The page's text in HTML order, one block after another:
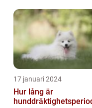
17 januari 2024
Hur lång är